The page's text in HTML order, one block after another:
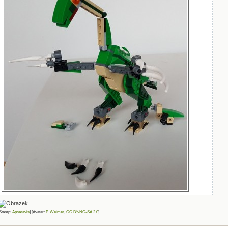
Apsaravis] [Avatar: P. Weimer, CC BY-NC-SA 2.0]